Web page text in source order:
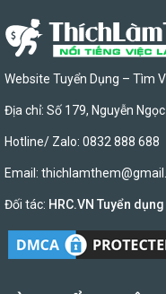
Website Tuyển Dụng – Tìm
Địa chỉ: Số 179, Nguyễn Ngọc
Hotline/ Zalo: 0832 888 688
Email:
Đối tác: HRC.VN Tuyển